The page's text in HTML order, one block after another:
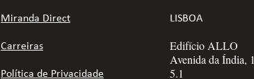
Miranda Direct
Carreiras
Política de Privacidade
LISBOA
Edifício ALLO
Avenida da Índia,
5.1